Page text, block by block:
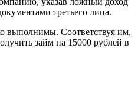
третьего лица.
выполнимы. Соответствуя им,
займ на 15000 рублей в